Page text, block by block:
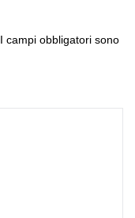
I campi obbligatori sono